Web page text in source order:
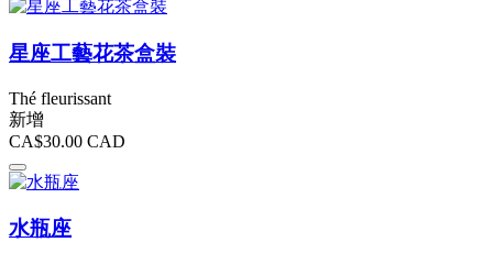
星座工藝花茶盒裝
Thé fleurissant
新增
CA$30.00 CAD
水瓶座